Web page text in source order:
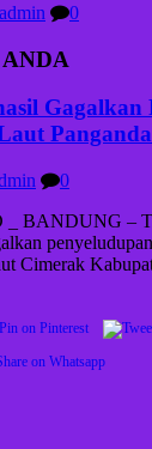
admin 0
Gagalkan
0
BANDUNG –
Cimerak